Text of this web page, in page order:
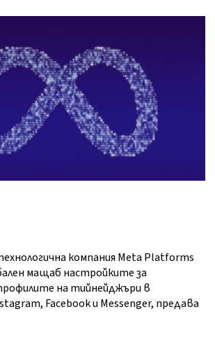
компания Meta Platforms
мащаб настройките за
на тийнейджъри в
Facebook и Messenger, предава